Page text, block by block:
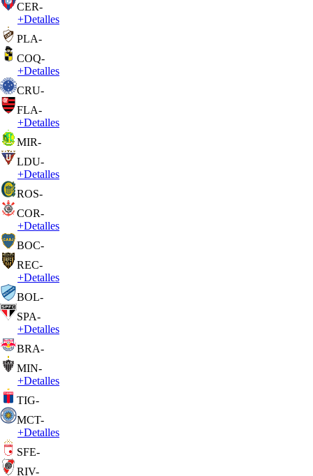
CER-
+Detalles
PLA-
COQ-
+Detalles
CRU-
FLA-
+Detalles
MIR-
LDU-
+Detalles
ROS-
COR-
+Detalles
BOC-
REC-
+Detalles
BOL-
SPA-
+Detalles
BRA-
MIN-
+Detalles
TIG-
MCT-
+Detalles
SFE-
RIV-